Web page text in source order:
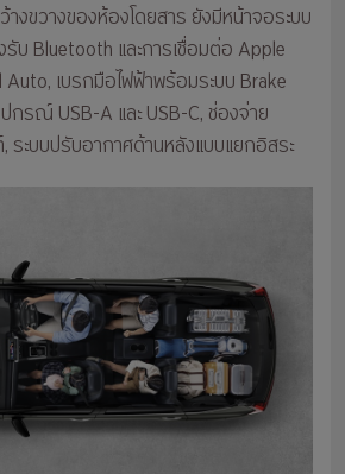
งขวางของห้องโดยสาร ยังมีหน้าจอระบบ
บ Bluetooth และการเชื่อมต่อ Apple
Auto, เบรกมือไฟฟ้าพร้อมระบบ Brake
รณ์ USB-A และ USB-C, ช่องจ่าย
, ระบบปรับอากาศด้านหลังแบบแยกอิสระ